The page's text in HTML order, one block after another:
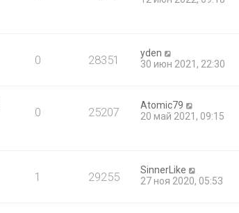
0 28351
yden
30 июн 2021, 22:30
0 25207
Atomic79
20 май 2021, 09:15
1 29255
SinnerLike
27 ноя 2020, 05:53